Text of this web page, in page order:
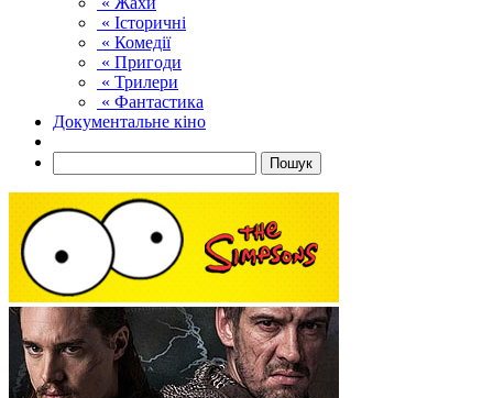
« Історичні
« Комедії
« Пригоди
« Трилери
« Фантастика
Документальне кіно
Пошук